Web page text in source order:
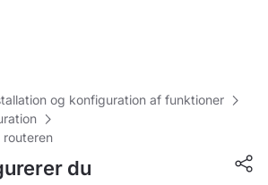
og konfiguration af funktioner
du